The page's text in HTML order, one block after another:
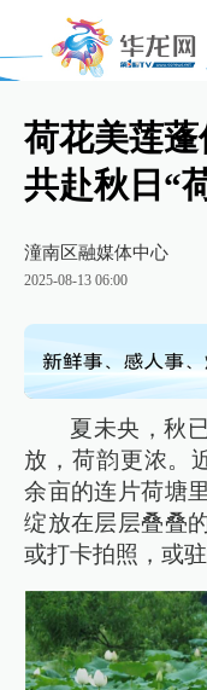
荷花美莲
共赴秋日“
潼南区融媒体中心
2025-08-13 06:00
夏未央，秋
放，荷韵更浓。
余亩的连片荷塘
绽放在层层叠叠
或打卡拍照，或驻